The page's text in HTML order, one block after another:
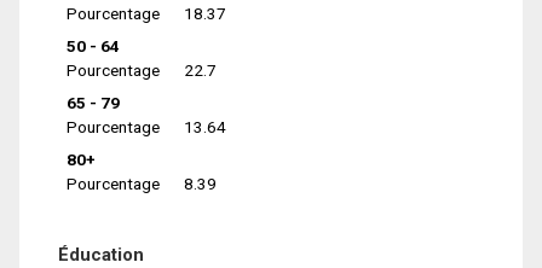
Pourcentage
18.37
50 - 64
Pourcentage
22.7
65 - 79
Pourcentage
13.64
80+
Pourcentage
8.39
Éducation